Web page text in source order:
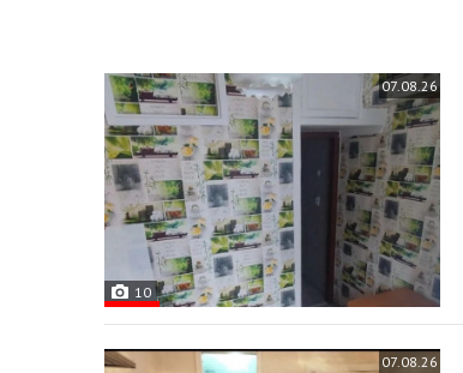
07.08.26
10
07.08.26